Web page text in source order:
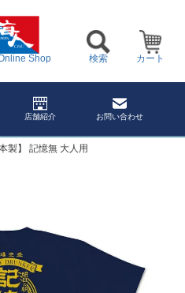
Shop 検索 カート
店舗紹介 お問い合わせ
製】 記憶無 大人用